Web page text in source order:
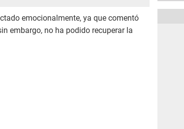
emocionalmente, ya que comentó
embargo, no ha podido recuperar la